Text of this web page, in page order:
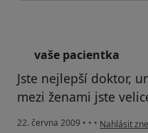
vaše pacientka
Jste nejlepší doktor,
mezi ženami jste
22. června 2009 • • • podle
Nahlásit